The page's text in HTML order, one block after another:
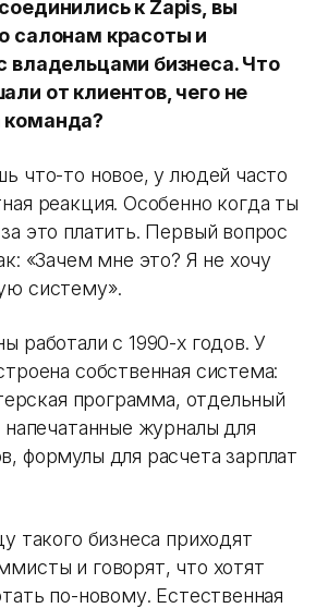
к Zapis, вы
салонам красоты и
владельцами бизнеса. Что
от клиентов, чего не
что-то новое, у людей часто
реакция. Особенно когда ты
это платить. Первый вопрос
«Зачем мне это? Я не хочу
систему».
работали с 1990-х годов. У
собственная система:
программа, отдельный
журналы для
формулы для расчета зарплат
такого бизнеса приходят
и говорят, что хотят
по-новому. Естественная